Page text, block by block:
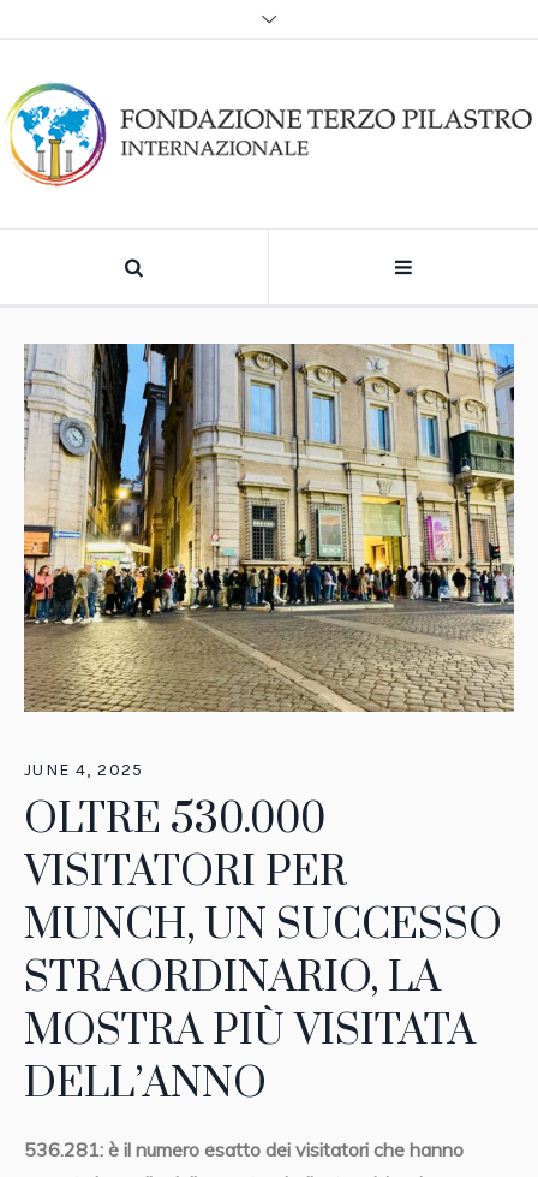
JUNE 4, 2025
OLTRE 530.000
VISITATORI PER
MUNCH, UN SUCCESSO
STRAORDINARIO, LA
MOSTRA PIÙ VISITATA
DELL’ANNO
536.281: è il numero esatto dei visitatori che hanno